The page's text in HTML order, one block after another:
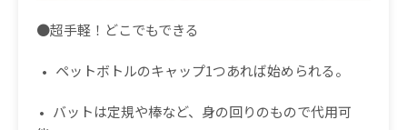
●超手軽！どこでもできる
• ペットボトルのキャップ1つあれば始められる。
• バットは定規や棒など、身の回りのもので代用可